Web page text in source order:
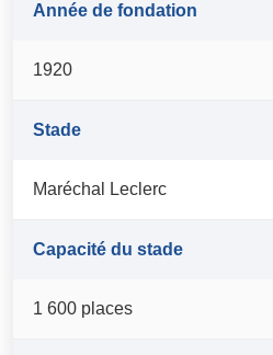
Année de fondation
1920
Stade
Maréchal Leclerc
Capacité du stade
1 600 places